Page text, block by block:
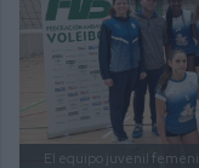
El equipo juvenil